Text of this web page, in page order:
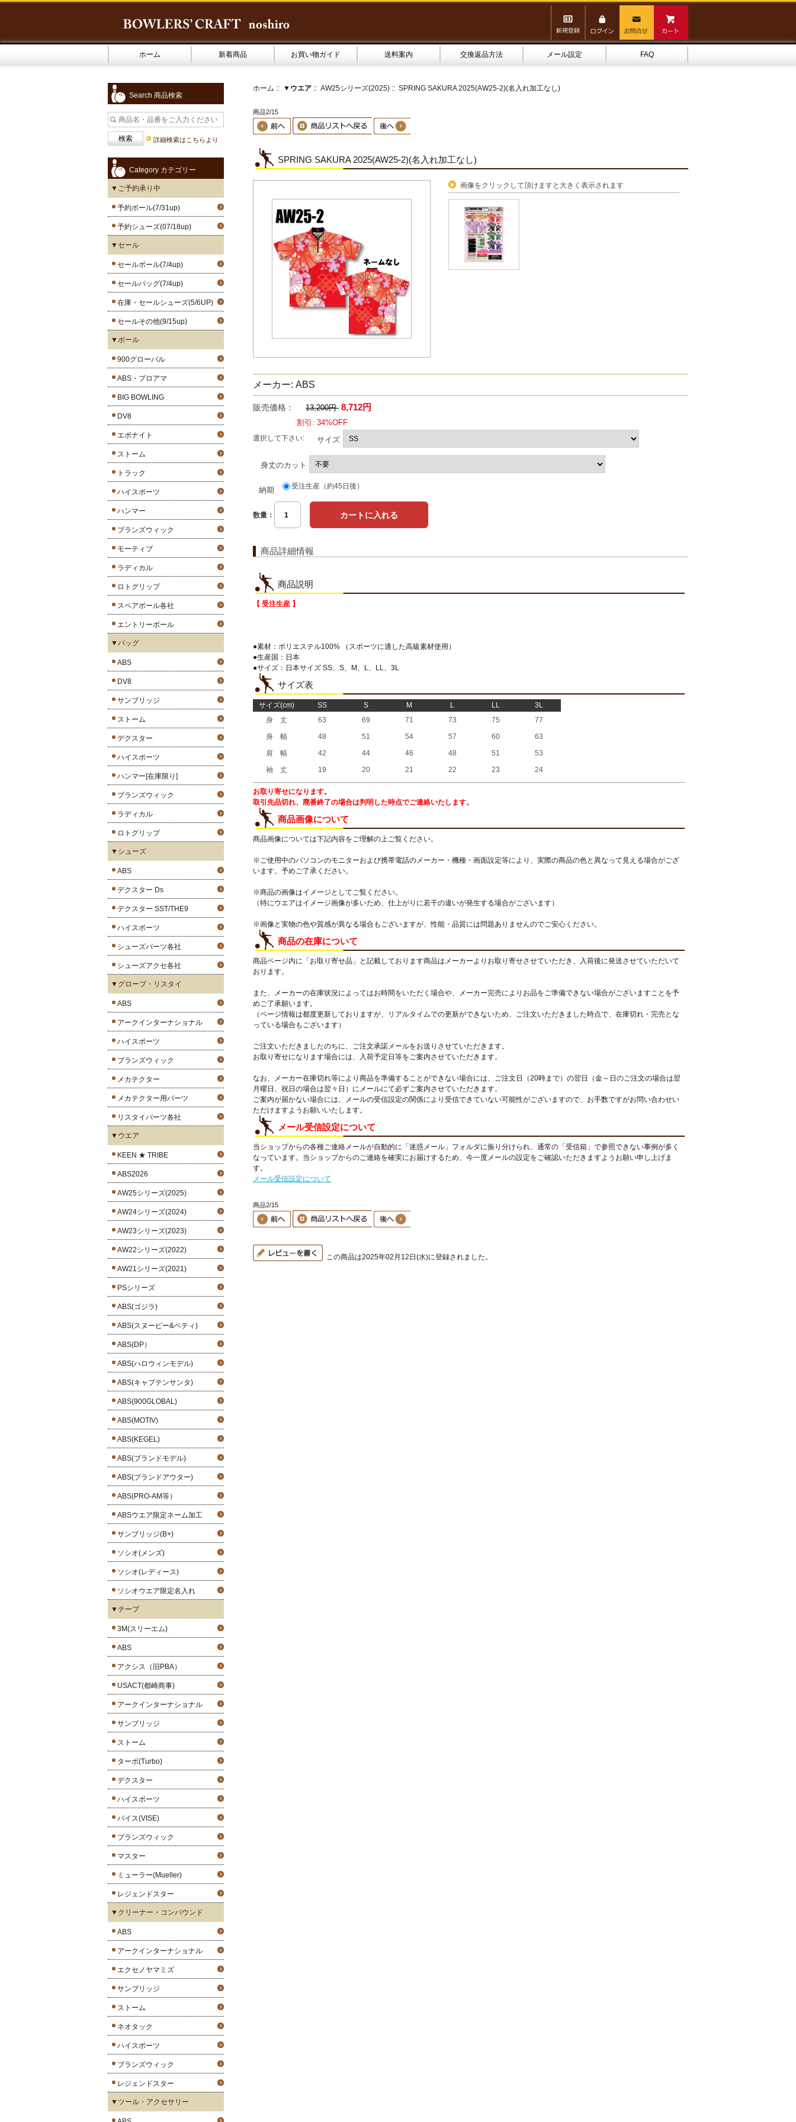
ホーム 新着商品 お買い物ガイド 送料案内 交換返品方法 メール設定 FAQ
Search 商品検索
詳細検索はこちらより
Category カテゴリー
▼ご予約承り中
予約ボール(7/31up)
予約シューズ(07/18up)
▼セール
セールボール(7/4up)
セールバッグ(7/4up)
在庫・セールシューズ(5/6UP)
セールその他(9/15up)
▼ボール
900グローバル
ABS・プロアマ
BIG BOWLING
DV8
エボナイト
ストーム
トラック
ハイスポーツ
ハンマー
ブランズウィック
モーティブ
ラディカル
ロトグリップ
スペアボール各社
エントリーボール
▼バッグ
ABS
DV8
サンブリッジ
ストーム
デクスター
ハイスポーツ
ハンマー[在庫限り]
ブランズウィック
ラディカル
ロトグリップ
▼シューズ
ABS
デクスター Ds
デクスター SST/THE9
ハイスポーツ
シューズパーツ各社
シューズアクセ各社
▼グローブ・リスタイ
ABS
アークインターナショナル
ハイスポーツ
ブランズウィック
メカテクター
メカテクター用パーツ
リスタイパーツ各社
▼ウエア
KEEN ★ TRIBE
ABS2026
AW25シリーズ(2025)
AW24シリーズ(2024)
AW23シリーズ(2023)
AW22シリーズ(2022)
AW21シリーズ(2021)
PSシリーズ
ABS(ゴジラ)
ABS(スヌーピー&ベティ)
ABS(DP）
ABS(ハロウィンモデル)
ABS(キャプテンサンタ)
ABS(900GLOBAL)
ABS(MOTIV)
ABS(KEGEL)
ABS(ブランドモデル)
ABS(ブランドアウター)
ABS(PRO-AM等）
ABSウエア限定ネーム加工
サンブリッジ(B+)
ソシオ(メンズ)
ソシオ(レディース)
ソシオウエア限定名入れ
▼テープ
3M(スリーエム)
ABS
アクシス（旧PBA）
USACT(都崎商事)
アークインターナショナル
サンブリッジ
ストーム
ターボ(Turbo)
デクスター
ハイスポーツ
バイス(VISE)
ブランズウィック
マスター
ミューラー(Mueller)
レジェンドスター
▼クリーナー・コンパウンド
ABS
アークインターナショナル
エクセノヤマミズ
サンブリッジ
ストーム
ネオタック
ハイスポーツ
ブランズウィック
レジェンドスター
▼ツール・アクセサリー
ホーム :: ▼ウエア :: AW25シリーズ(2025) :: SPRING SAKURA 2025(AW25-2)(名入れ加工なし)
商品2/15
SPRING SAKURA 2025(AW25-2)(名入れ加工なし)
画像をクリックして頂けますと大きく表示されます
メーカー: ABS
販売価格： 13,200円 8,712円
割引: 34%OFF
選択して下さい:
サイズ
身丈のカット
納期 受注生産（約45日後）
数量：
商品詳細情報
商品説明
【 受注生産 】
●素材：ポリエステル100% （スポーツに適した高級素材使用）
●生産国：日本
●サイズ：日本サイズ SS、S、M、L、LL、3L
サイズ表
サイズ(cm) SS S M L LL
3L
身 丈
63 69 71 73 75
77
身 幅
48 51 54 57 60
63
肩 幅
42 44 46 48 51
53
袖 丈
19 20 21 22 23 24
お取り寄せになります。
取引先品切れ、廃番終了の場合は判明した時点でご連絡いたします。
商品画像について
商品画像については下記内容をご理解の上ご覧ください。
※ご使用中のパソコンのモニターおよび携帯電話のメーカー・機種・画面設定等により、実際の商品の色と異なって見える場合がござ
います。予めご了承ください。
※商品の画像はイメージとしてご覧ください。
（特にウエアはイメージ画像が多いため、仕上がりに若干の違いが発生する場合がございます）
※画像と実物の色や質感が異なる場合もございますが、性能・品質には問題ありませんのでご安心ください。
商品の在庫について
商品ページ内に「お取り寄せ品」と記載しております商品はメーカーよりお取り寄せさせていただき、入荷後に発送させていただいて
おります。
また、メーカーの在庫状況によってはお時間をいただく場合や、メーカー完売によりお品をご準備できない場合がございますことを予
めご了承願います。
（ページ情報は都度更新しておりますが、リアルタイムでの更新ができないため、ご注文いただきました時点で、在庫切れ・完売とな
っている場合もございます）
ご注文いただきましたのちに、ご注文承諾メールをお送りさせていただきます。
お取り寄せになります場合には、入荷予定日等をご案内させていただきます。
なお、メーカー在庫切れ等により商品を準備することができない場合には、ご注文日（20時まで）の翌日（金～日のご注文の場合は翌
月曜日、祝日の場合は翌々日）にメールにて必ずご案内させていただきます。
ご案内が届かない場合には、メールの受信設定の関係により受信できていない可能性がございますので、お手数ですがお問い合わせい
ただけますようお願いいたします。
メール受信設定について
当ショップからの各種ご連絡メールが自動的に「迷惑メール」フォルダに振り分けられ、通常の「受信箱」で参照できない事例が多く
なっています。当ショップからのご連絡を確実にお届けするため、今一度メールの設定をご確認いただきますようお願い申し上げま
す。
メール受信設定について
商品2/15
この商品は2025年02月12日(水)に登録されました。